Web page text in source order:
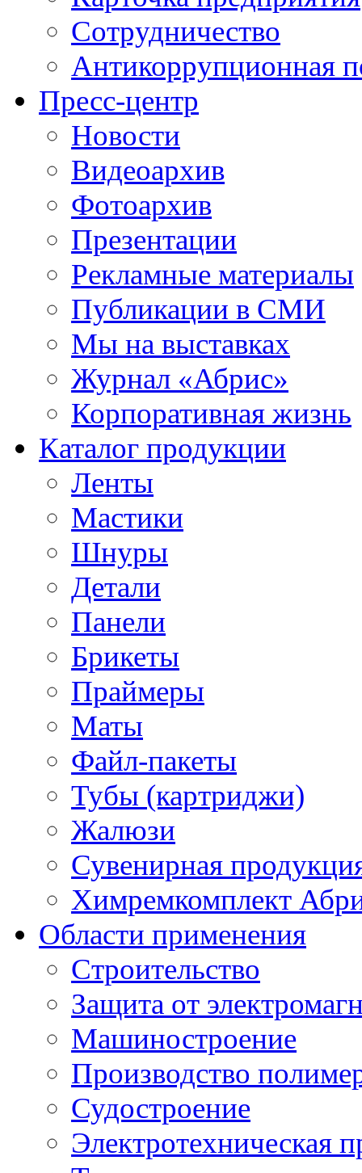
Сотрудничество
Антикоррупционная
Пресс-центр
Новости
Видеоархив
Фотоархив
Презентации
Рекламные материалы
Публикации в СМИ
Мы на выставках
Журнал «Абрис»
Корпоративная жизнь
Каталог продукции
Ленты
Мастики
Шнуры
Детали
Панели
Брикеты
Праймеры
Маты
Файл-пакеты
Тубы (картриджи)
Жалюзи
Сувенирная
Химремкомплект
Области применения
Строительство
Защита от
Машиностроение
Производство
Судостроение
Электротехническая